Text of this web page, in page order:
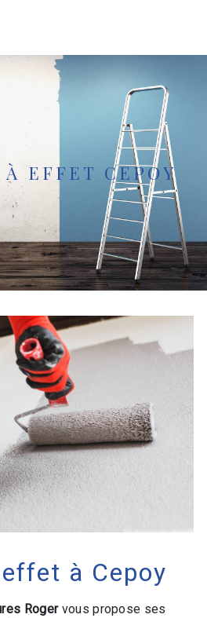
EFFET CEPOY
à Cepoy
Rogervous propose ses